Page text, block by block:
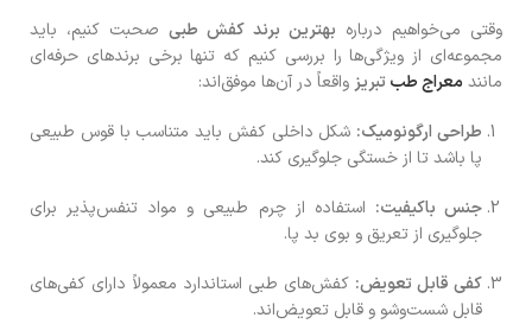
وقتی می‌خواهیم درباره بهترین برند کفش طبی صحبت کنیم، باید
مجموعه‌ای از ویژگی‌ها را بررسی کنیم که تنها برخی برندهای حرفه‌ای
مانند معراج طب تبریز واقعاً در آن‌ها موفق‌اند:
طراحی ارگونومیک: شکل داخلی کفش باید متناسب با قوس طبیعی
پا باشد تا از خستگی جلوگیری کند.
جنس باکیفیت: استفاده از چرم طبیعی و مواد تنفس‌پذیر برای
جلوگیری از تعریق و بوی بد پا.
کفی قابل تعویض: کفش‌های طبی استاندارد معمولاً دارای کفی‌های
قابل شست‌وشو و قابل تعویض‌اند.